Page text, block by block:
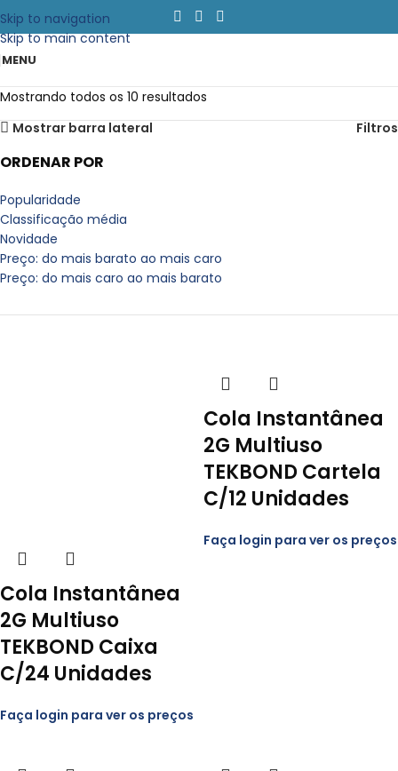
Skip to navigation
Skip to main content
MENU
Mostrando todos os 10 resultados
Mostrar barra lateral
Filtros
ORDENAR POR
Popularidade
Classificação média
Novidade
Preço: do mais barato ao mais caro
Preço: do mais caro ao mais barato
Cola Instantânea
2G Multiuso
TEKBOND Caixa
C/24 Unidades
Faça login para ver os preços
Cola Instantânea
2G Multiuso
TEKBOND Cartela
C/12 Unidades
Faça login para ver os preços